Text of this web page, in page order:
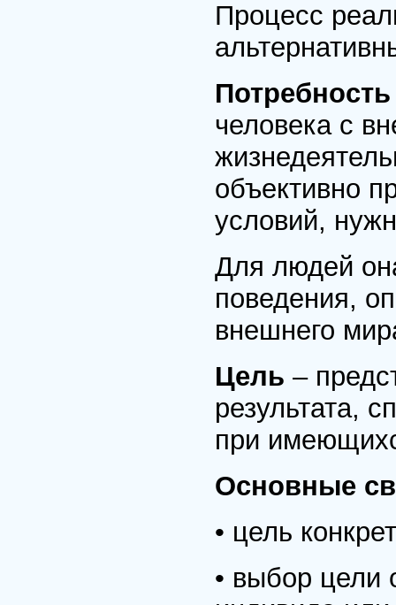
Процесс
человека с
объективно
условий,
Для людей
поведения,
внешнего
Цель –
результата,
при
Основные
• цель
• выбор цели